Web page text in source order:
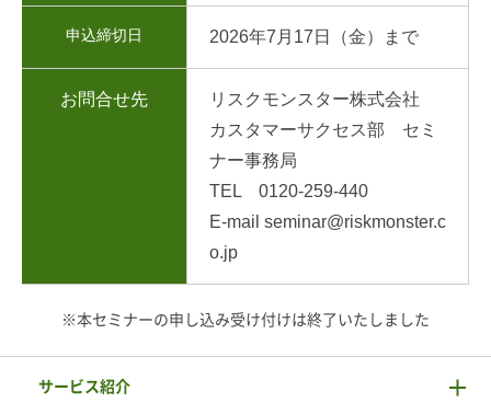
申込締切日 2026年7月17日（金）まで
お問合せ先
リスクモンスター株式会社
カスタマーサクセス部 セミ
ナー事務局
TEL 0120-259-440
E-mail seminar@riskmonster.c
o.jp
※本セミナーの申し込み受け付けは終了いたしました
サービス紹介